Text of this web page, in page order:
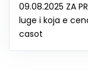
09.08.2025 ZA
luge i koja e
casot